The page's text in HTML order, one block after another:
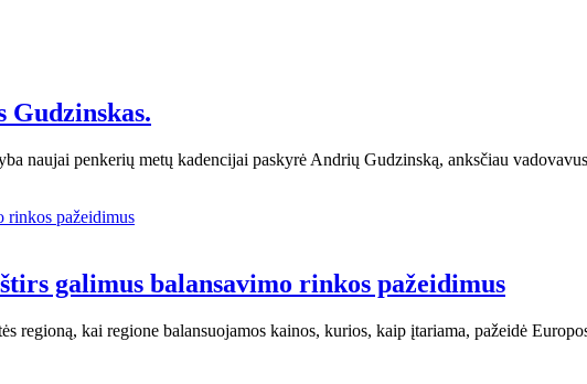
Gudzinskas.
naujai penkerių metų kadencijai paskyrė Andrių Gudzinską, anksčiau
galimus balansavimo rinkos pažeidimus
regioną, kai regione balansuojamos kainos, kurios, kaip įtariama, pažeidė